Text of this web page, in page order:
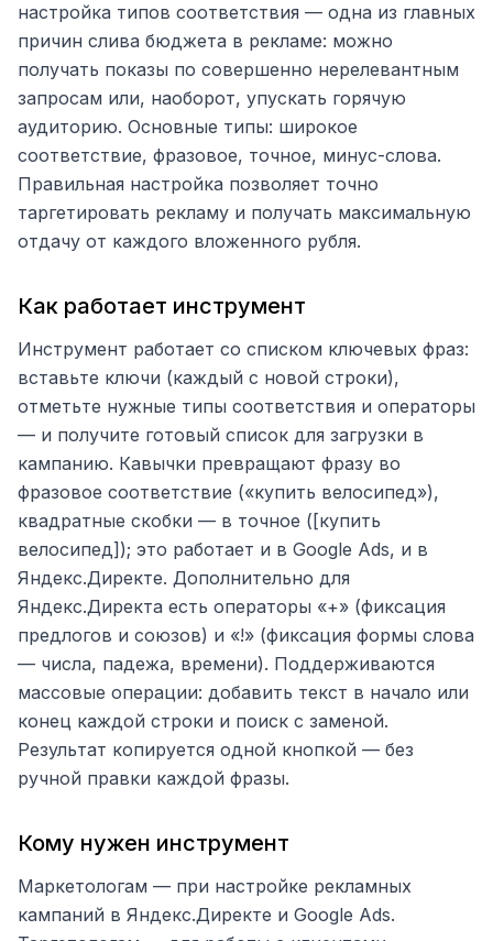
настройка типов соответствия — одна из главных
причин слива бюджета в рекламе: можно
получать показы по совершенно нерелевантным
запросам или, наоборот, упускать горячую
аудиторию. Основные типы: широкое
соответствие, фразовое, точное, минус-слова.
Правильная настройка позволяет точно
таргетировать рекламу и получать максимальную
отдачу от каждого вложенного рубля.
Как работает инструмент
Инструмент работает со списком ключевых фраз:
вставьте ключи (каждый с новой строки),
отметьте нужные типы соответствия и операторы
— и получите готовый список для загрузки в
кампанию. Кавычки превращают фразу во
фразовое соответствие («купить велосипед»),
квадратные скобки — в точное ([купить
велосипед]); это работает и в Google Ads, и в
Яндекс.Директе. Дополнительно для
Яндекс.Директа есть операторы «+» (фиксация
предлогов и союзов) и «!» (фиксация формы слова
— числа, падежа, времени). Поддерживаются
массовые операции: добавить текст в начало или
конец каждой строки и поиск с заменой.
Результат копируется одной кнопкой — без
ручной правки каждой фразы.
Кому нужен инструмент
Маркетологам — при настройке рекламных
кампаний в Яндекс.Директе и Google Ads.